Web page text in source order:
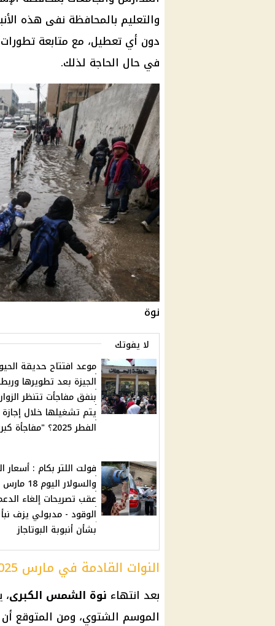
والتعليم بالمحافظة نفى هذه
دون أي تعطيل، مع متابعة تطورات
في حال الحاجة لذلك.
نوة
لا يفوتك
موعد افتتاح حديقة
الجيزة بعد تطويرها
بنفق مفاجأت تتنظر
يتم تشغيلها خلال
الفطر 2025؟ "مفاجأة كبري"
فولت اللتر بكام : أسعار
عقب تصريحات إلغاء
الوقود - مدبولي يزف
بشأن أنبوبة البوتاجاز
النوات القادمة في مارس 2025
بعد انتهاء نوة الشمس الكبرى
الموسم الشتوي، ومن المتوقع